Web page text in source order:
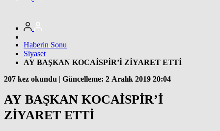
Haberin Sonu
Siyaset
AY BAŞKAN KOCAİSPİR’İ ZİYARET ETTİ
207 kez okundu | Güncelleme: 2 Aralık 2019 20:04
AY BAŞKAN KOCAİSPİR’İ
ZİYARET ETTİ